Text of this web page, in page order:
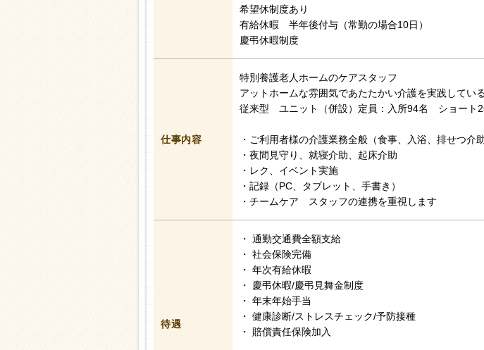
希望休制度あり
有給休暇 半年後付与（常勤の場合10日）
慶弔休暇制度
仕事内容
特別養護老人ホームのケアスタッフ
アットホームな雰囲気であたたかい介護を実践してい
従来型 ユニット（併設）定員：入所94名 ショート
・ご利用者様の介護業務全般（食事、入浴、排せつ介
・夜間見守り、就寝介助、起床介助
・レク、イベント実施
・記録（PC、タブレット、手書き）
・チームケア スタッフの連携を重視します
待遇
・ 通勤交通費全額支給
・ 社会保険完備
・ 年次有給休暇
・ 慶弔休暇/慶弔見舞金制度
・ 年末年始手当
・ 健康診断/ストレスチェック/予防接種
・ 賠償責任保険加入